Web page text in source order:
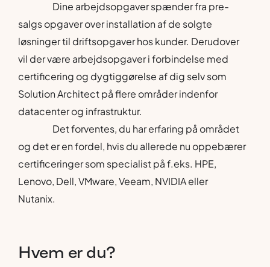
Dine arbejdsopgaver spænder fra pre-
salgs opgaver over installation af de solgte
løsninger til driftsopgaver hos kunder. Derudover
vil der være arbejdsopgaver i forbindelse med
certificering og dygtiggørelse af dig selv som
Solution Architect på flere områder indenfor
datacenter og infrastruktur.
Det forventes, du har erfaring på området
og det er en fordel, hvis du allerede nu oppebærer
certificeringer som specialist på f.eks. HPE,
Lenovo, Dell, VMware, Veeam, NVIDIA eller
Nutanix.
Hvem er du?